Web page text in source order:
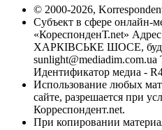
© 2000-2026,
Субъект в сфере онлайн-
«КореспонденТ.net»
ХАРКІВСЬКЕ ШОСЕ,
sunlight@mediadim.com.ua
Идентификатор медиа -
Использование любых
сайте, разрешается при
Корреспондент.net.
При копировании